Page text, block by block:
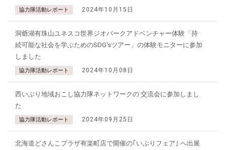
協力隊活動レポート 2024年10月15日
洞爺湖有珠山ユネスコ世界ジオパークアドベンチャー体験「持
続可能な社会を学ぶためのSDG'sツアー」の体験モニターに参加
しました
協力隊活動レポート 2024年10月08日
西いぶり地域おこし協力隊ネットワークの 交流会に参加しまし
た
協力隊活動レポート 2024年09月25日
北海道どさんこプラザ有楽町店で開催の｢いぶりフェア｣ へ出展